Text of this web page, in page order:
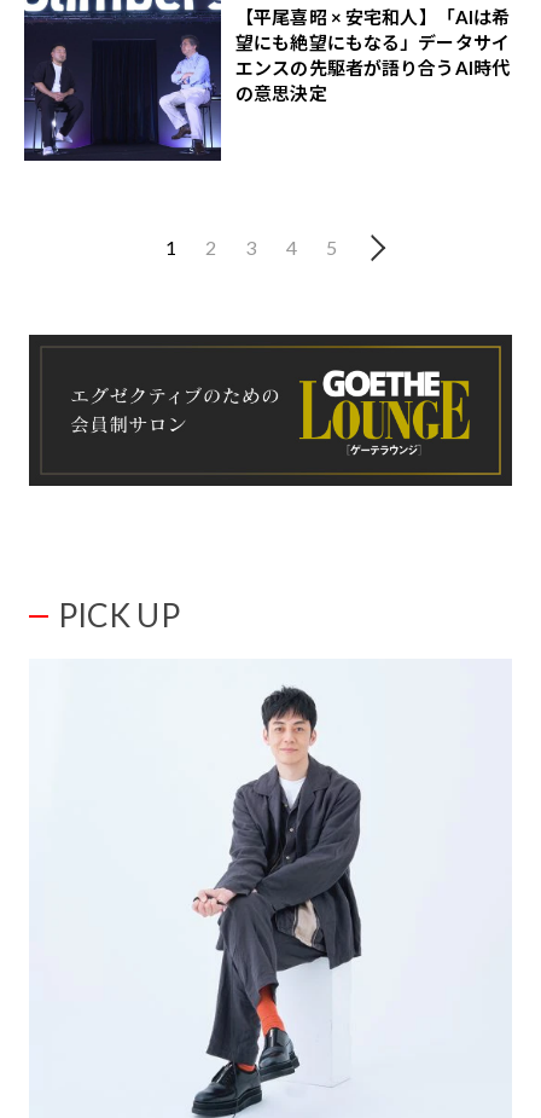
【平尾喜昭 × 安宅和人】「AIは希
望にも絶望にもなる」データサイ
エンスの先駆者が語り合うAI時代
の意思決定
1 2 3 4 5
PICK UP